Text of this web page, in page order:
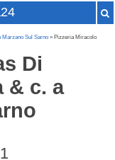
Marzano Sul Sarno » Pizzeria Miracolo
Di
& c. a